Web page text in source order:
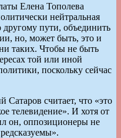
Елена Тополева
нейтральная
пути, объединить
но, может быть, это и
таких. Чтобы не быть
той или иной
поскольку сейчас
считает, что «это
телевидение». И хотя от
он, оппозиционеры не